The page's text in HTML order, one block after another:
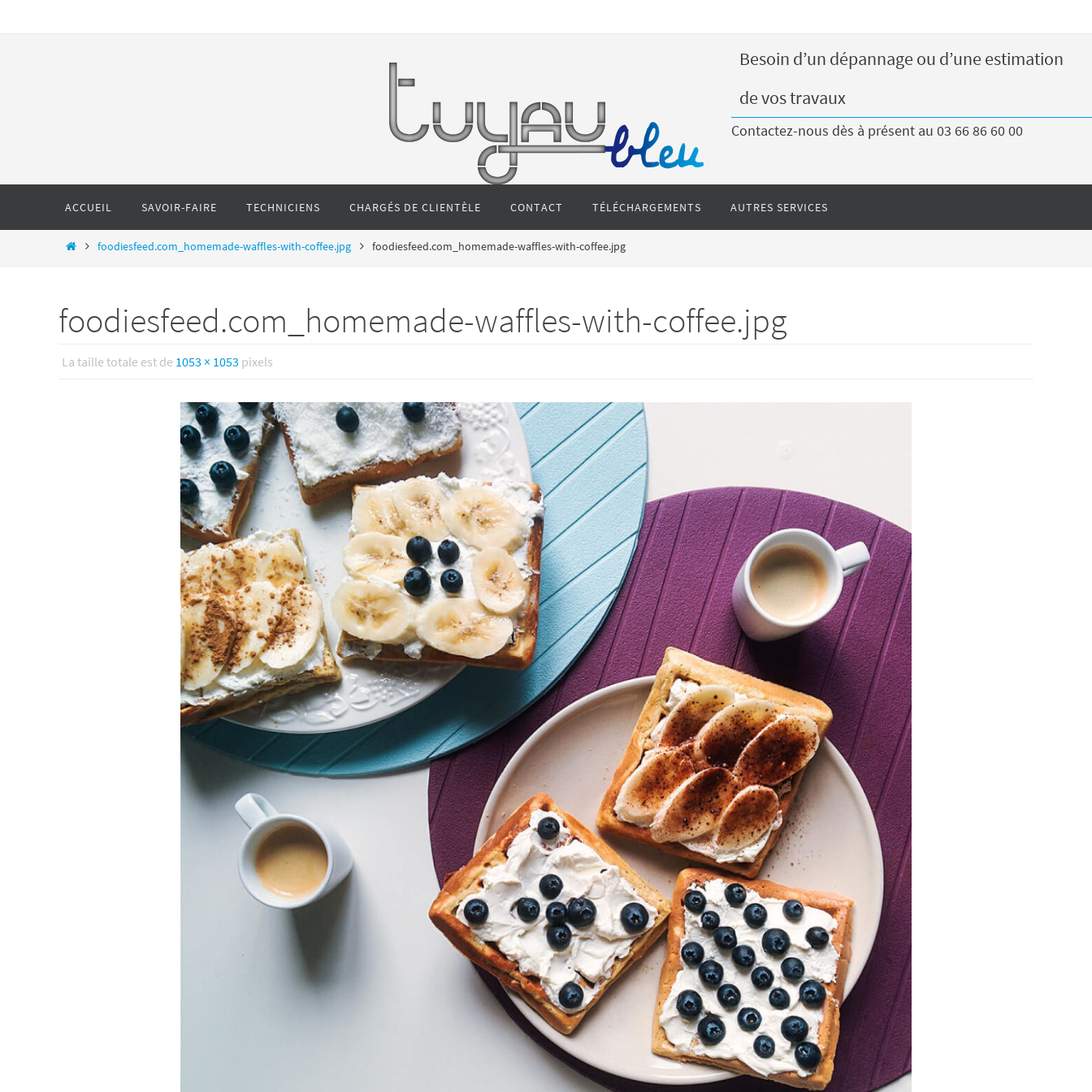
Besoin d’un dépannage ou d’une estimation
de vos travaux
Contactez-nous dès à présent au 03 66 86 60 00
ACCUEIL SAVOIR-FAIRE TECHNICIENS CHARGÉS DE CLIENTÈLE CONTACT TÉLÉCHARGEMENTS AUTRES SERVICES
foodiesfeed.com_homemade-waffles-with-coffee.jpg foodiesfeed.com_homemade-waffles-with-coffee.jpg
foodiesfeed.com_homemade-waffles-with-coffee.jpg
La taille totale est de 1053 × 1053 pixels